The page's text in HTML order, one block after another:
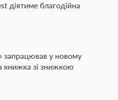
діятиме благодійна
запрацював у новому
книжка зі знижкою